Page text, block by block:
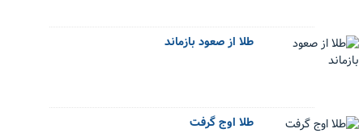
طلا از صعود بازماند
طلا اوج گرفت